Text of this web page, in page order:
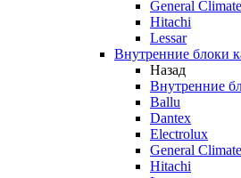
General Climate
Hitachi
Lessar
Внутренние блоки
Назад
Внутренние
Ballu
Dantex
Electrolux
General Climate
Hitachi